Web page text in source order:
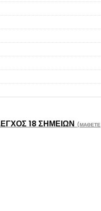
18 ΣΗΜΕΊΩΝ (ΜΆΘΕΤΕ